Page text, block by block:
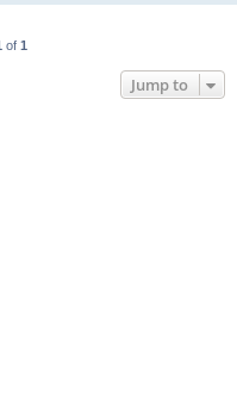
of 1
Jump to